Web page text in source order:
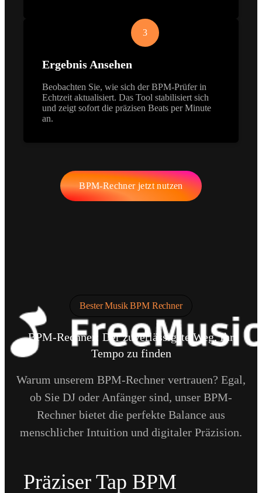
3
Ergebnis Ansehen
Beobachten Sie, wie sich der BPM-Prüfer in
Echtzeit aktualisiert. Das Tool stabilisiert sich
und zeigt sofort die präzisen Beats per Minute
an.
BPM-Rechner jetzt nutzen
Bester Musik BPM Rechner
BPM-Rechner: Der zuverlässigste Weg, Ihr
Tempo zu finden
Warum unserem BPM-Rechner vertrauen? Egal,
ob Sie DJ oder Anfänger sind, unser BPM-
Rechner bietet die perfekte Balance aus
menschlicher Intuition und digitaler Präzision.
Präziser Tap BPM